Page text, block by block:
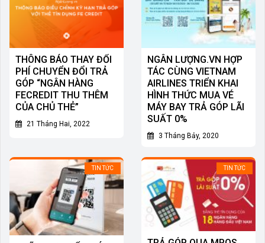
THÔNG BÁO THAY ĐỔI
PHÍ CHUYỂN ĐỔI TRẢ
GÓP “NGÂN HÀNG
FECREDIT THU THÊM
CỦA CHỦ THẺ”
21 Tháng Hai, 2022
NGÂN LƯỢNG.VN HỢP
TÁC CÙNG VIETNAM
AIRLINES TRIỂN KHAI
HÌNH THỨC MUA VÉ
MÁY BAY TRẢ GÓP LÃI
SUẤT 0%
3 Tháng Bảy, 2020
TIN TỨC TIN TỨC